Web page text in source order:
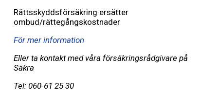
Rättsskyddsförsäkring ersätter
ombud/rättegångskostnader
För mer information
Eller ta kontakt med våra försäkringsrådgivare på
Säkra
Tel: 060-61 25 30